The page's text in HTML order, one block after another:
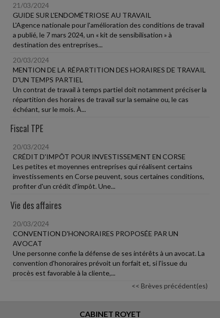
21/03/2024
GUIDE SUR L'ENDOMÉTRIOSE AU TRAVAIL
L'Agence nationale pour l'amélioration des conditions de travail
a publié, le 7 mars 2024, un « kit de sensibilisation » à
destination des entreprises...
20/03/2024
MENTION DE LA RÉPARTITION DES HORAIRES DE TRAVAIL
D'UN TEMPS PARTIEL
Un contrat de travail à temps partiel doit notamment préciser la
répartition des horaires de travail sur la semaine ou, le cas
échéant, sur le mois. À...
Fiscal TPE
20/03/2024
CRÉDIT D'IMPÔT POUR INVESTISSEMENT EN CORSE
Les petites et moyennes entreprises qui réalisent certains
investissements en Corse peuvent, sous certaines conditions,
profiter d'un crédit d'impôt. Une...
Vie des affaires
20/03/2024
CONVENTION D'HONORAIRES PROPOSÉE PAR UN
AVOCAT
Une personne confie la défense de ses intérêts à un avocat. La
convention d'honoraires prévoit un forfait et, si l'issue du
procès est favorable à la cliente,...
<< Brèves précédent(es)
CABINET ROYET